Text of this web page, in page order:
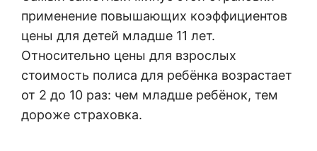
применение повышающих коэффициентов
цены для детей младше 11 лет.
Относительно цены для взрослых
стоимость полиса для ребёнка возрастает
от 2 до 10 раз: чем младше ребёнок, тем
дороже страховка.